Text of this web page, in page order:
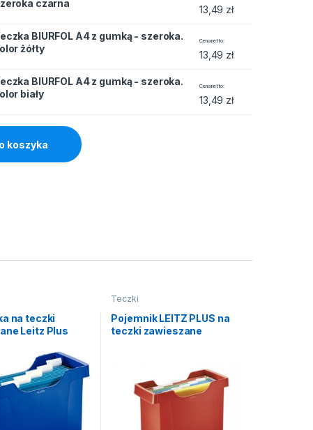
czarna
13,49 zł
z gumką - szeroka. kolor żółty quantity
BIURFOL A4 z gumką - szeroka.
żółty
Cena netto
13,49 zł
z gumką - szeroka. kolor biały quantity
BIURFOL A4 z gumką - szeroka.
biały
Cena netto
13,49 zł
koszyka
na teczki
Leitz Plus
Teczki
Pojemnik LEITZ PLUS na
teczki zawieszane